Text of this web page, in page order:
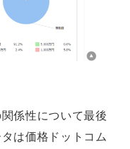
係性について最後
は価格ドットコム